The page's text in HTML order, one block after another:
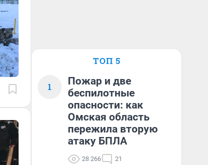
ТОП 5
1
Пожар и две
беспилотные
опасности: как
Омская область
пережила вторую
атаку БПЛА
28 266 21